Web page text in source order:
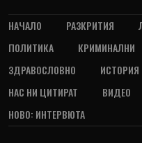
НАЧАЛО РАЗКРИТИЯ
ПОЛИТИКА
КРИМИНАЛНИ
ЗДРАВОСЛОВНО
ИСТОРИЯ
НАС НИ ЦИТИРАТ
ВИДЕО
НОВО: ИНТЕРВЮТА